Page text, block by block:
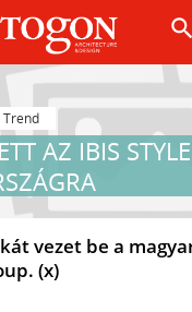
search
Trend
AZ IBIS
vezet be a
(x)